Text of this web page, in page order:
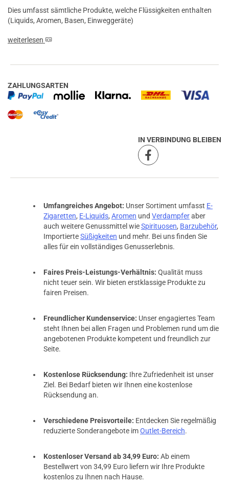
Dies umfasst sämtliche Produkte, welche Flüssigkeiten enthalten
(Liquids, Aromen, Basen, Einweggeräte)
weiterlesen
ZAHLUNGSARTEN
IN VERBINDUNG BLEIBEN
Umfangreiches Angebot: Unser Sortiment umfasst E-
Zigaretten, E-Liquids, Aromen und Verdampferaber
auch weitere Genussmittel wieSpirituosen, Barzubehör,
ImportierteSüßigkeiten und mehr. Bei uns finden Sie
alles für ein vollständiges Genusserlebnis.
Faires Preis-Leistungs-Verhältnis: Qualität muss
nicht teuer sein. Wir bieten erstklassige Produkte zu
fairen Preisen.
Freundlicher Kundenservice: Unser engagiertes Team
steht Ihnen bei allen Fragen und Problemen rund um die
angebotenen Produkte kompetent und freundlich zur
Seite.
Kostenlose Rücksendung: Ihre Zufriedenheit ist unser
Ziel. Bei Bedarf bieten wir Ihnen eine kostenlose
Rücksendung an.
Verschiedene Preisvorteile: Entdecken Sie regelmäßig
reduzierte Sonderangebote imOutlet-Bereich.
Kostenloser Versand ab 34,99 Euro: Ab einem
Bestellwert von 34,99 Euro liefern wir Ihre Produkte
kostenlos zu Ihnen nach Hause.